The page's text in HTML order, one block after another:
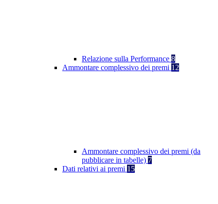
Relazione sulla Performance 8
Ammontare complessivo dei premi 12
Ammontare complessivo dei premi (da
pubblicare in tabelle) 7
Dati relativi ai premi 15